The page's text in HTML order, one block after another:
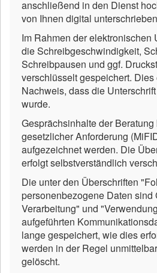
anschließend in den Dienst
von Ihnen digital
Im Rahmen der elektronischen
die Schreibgeschwindigkeit,
Schreibpausen und ggf.
verschlüsselt gespeichert. Dies
Nachweis, dass die
wurde.
Gesprächsinhalte der
gesetzlicher Anforderung
aufgezeichnet werden. Die
erfolgt selbstverständlich
Die unter den Überschriften
personenbezogene Daten sind
Verarbeitung" und
aufgeführten
lange gespeichert, wie dies
werden in der Regel
gelöscht.